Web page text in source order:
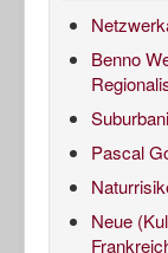
Benno
Pascal
Neue